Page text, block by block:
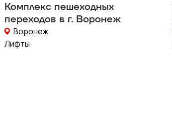
Комплекс пешеходных
переходов в г. Воронеж
Воронеж
Лифты